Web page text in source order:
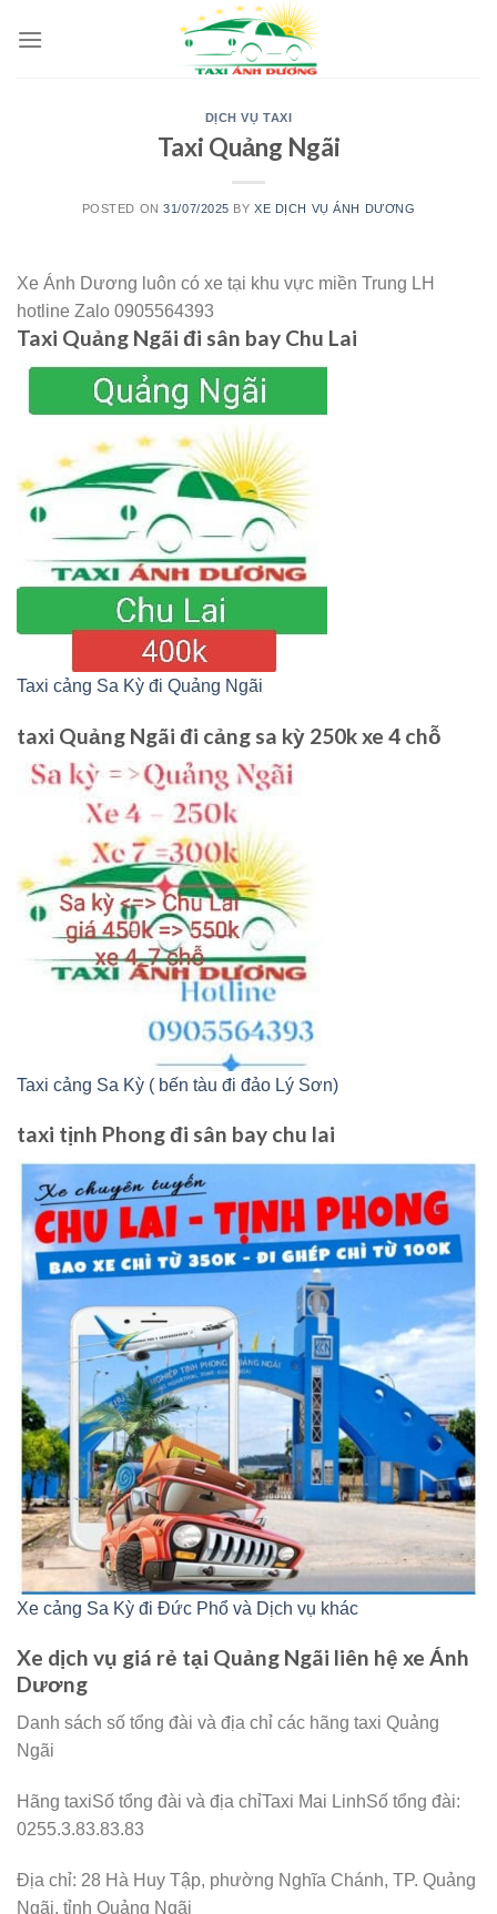
DỊCH VỤ TAXI
Taxi Quảng Ngãi
POSTED ON31/07/2025 BYXE DỊCH VỤ ÁNH DƯƠNG
Xe Ánh Dương luôn có xe tại khu vực miền Trung LH
hotline Zalo 0905564393
Taxi Quảng Ngãi đi sân bay Chu Lai
Taxi cảng Sa Kỳ đi Quảng Ngãi
taxi Quảng Ngãi đi cảng sa kỳ 250k xe 4 chỗ
Taxi cảng Sa Kỳ ( bến tàu đi đảo Lý Sơn)
taxi tịnh Phong đi sân bay chu lai
Xe cảng Sa Kỳ đi Đức Phổ và Dịch vụ khác
Xe dịch vụ giá rẻ tại Quảng Ngãi liên hệ xe Ánh
Dương
Danh sách số tổng đài và địa chỉ các hãng taxi Quảng
Ngãi
Hãng taxiSố tổng đài và địa chỉTaxi Mai LinhSố tổng đài:
0255.3.83.83.83
Địa chỉ: 28 Hà Huy Tập, phường Nghĩa Chánh, TP. Quảng
Ngãi, tỉnh Quảng Ngãi